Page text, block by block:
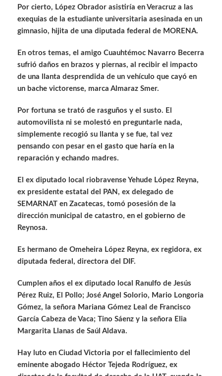
Por cierto, López Obrador asistiría en Veracruz a las
exequias de la estudiante universitaria asesinada en un
gimnasio, hijita de una diputada federal de MORENA.
En otros temas, el amigo Cuauhtémoc Navarro Becerra
sufrió daños en brazos y piernas, al recibir el impacto
de una llanta desprendida de un vehículo que cayó en
un bache victorense, marca Almaraz Smer.
Por fortuna se trató de rasguños y el susto. El
automovilista ni se molestó en preguntarle nada,
simplemente recogió su llanta y se fue, tal vez
pensando con pesar en el gasto que haría en la
reparación y echando madres.
El ex diputado local riobravense Yehude López Reyna,
ex presidente estatal del PAN, ex delegado de
SEMARNAT en Zacatecas, tomó posesión de la
dirección municipal de catastro, en el gobierno de
Reynosa.
Es hermano de Omeheira López Reyna, ex regidora, ex
diputada federal, directora del DIF.
Cumplen años el ex diputado local Ranulfo de Jesús
Pérez Ruiz, El Pollo; José Angel Solorio, Mario Longoria
Gómez, la señora Mariana Gómez Leal de Francisco
García Cabeza de Vaca; Tino Sáenz y la señora Elia
Margarita Llanas de Saúl Aldava.
Hay luto en Ciudad Victoria por el fallecimiento del
eminente abogado Héctor Tejeda Rodríguez, ex